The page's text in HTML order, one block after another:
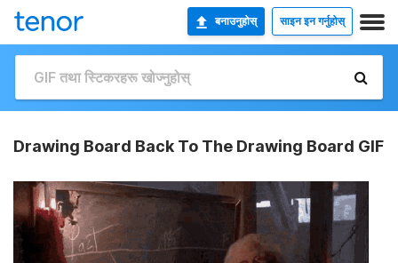
बनाउनुहोस् साइन इन गर्नुहोस्
Drawing Board Back To The Drawing Board GIF